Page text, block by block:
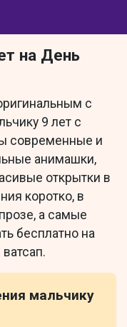
на День
с
9 лет с
современные и
анимашки,
открытки в
коротко, в
а самые
бесплатно на
мальчику